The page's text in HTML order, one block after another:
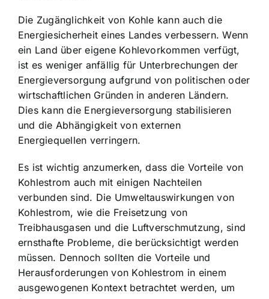
Die Zugänglichkeit von Kohle kann auch die
Energiesicherheit eines Landes verbessern. Wenn
ein Land über eigene Kohlevorkommen verfügt,
ist es weniger anfällig für Unterbrechungen der
Energieversorgung aufgrund von politischen oder
wirtschaftlichen Gründen in anderen Ländern.
Dies kann die Energieversorgung stabilisieren
und die Abhängigkeit von externen
Energiequellen verringern.
Es ist wichtig anzumerken, dass die Vorteile von
Kohlestrom auch mit einigen Nachteilen
verbunden sind. Die Umweltauswirkungen von
Kohlestrom, wie die Freisetzung von
Treibhausgasen und die Luftverschmutzung, sind
ernsthafte Probleme, die berücksichtigt werden
müssen. Dennoch sollten die Vorteile und
Herausforderungen von Kohlestrom in einem
ausgewogenen Kontext betrachtet werden, um